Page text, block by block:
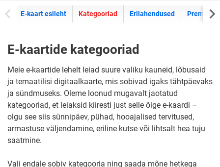
E-kaart esileht E-kaartide
Kategooriad Erilahendused Premium
E-kaartide kategooriad
Meie e-kaartide lehelt leiad suure valiku kauneid, lõbusaid
ja temaatilisi digitaalkaarte, mis sobivad igaks tähtpäevaks
ja sündmuseks. Oleme loonud mugavalt jaotatud
kategooriad, et leiaksid kiiresti just selle õige e-kaardi –
olgu see siis sünnipäev, pühad, hooajalised tervitused,
armastuse väljendamine, eriline kutse või lihtsalt hea tuju
saatmine.
Vali endale sobiv kategooria ning saada mõne hetkega